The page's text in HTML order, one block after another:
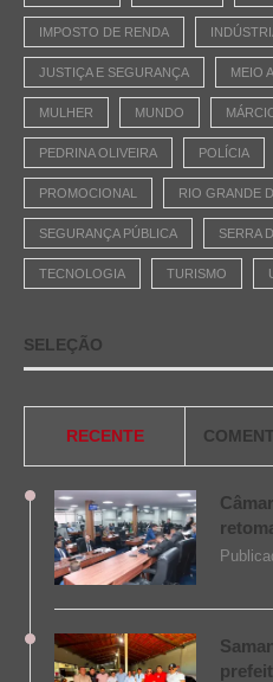
IMPOSTO DE RENDA
JUSTIÇA E SEGURANÇA MEIO
MULHER MUNDO
PEDRINA OLIVEIRA POLÍCIA
PROMOCIONAL RIO GRANDE
SEGURANÇA PÚBLICA SERRA
TECNOLOGIA TURISMO
SELEÇÃO
RECENTE